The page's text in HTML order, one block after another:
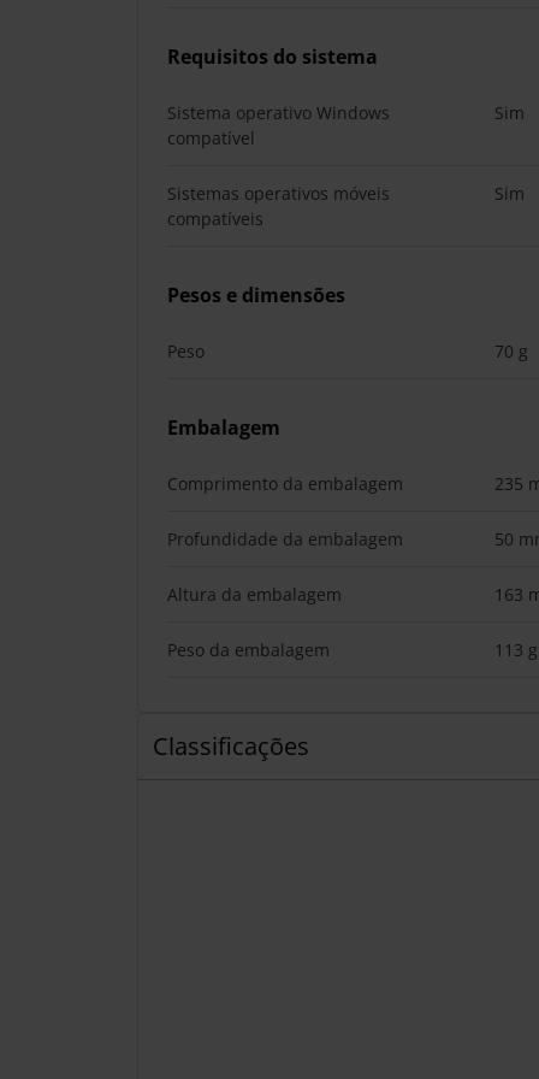
Requisitos do sistema
Sistema operativo Windows
compatível
Sim
Sistemas operativos móveis
compatíveis
Sim
Pesos e dimensões
Peso 70 g
Embalagem
Comprimento da embalagem 235
Profundidade da embalagem 50
Altura da embalagem 163
Peso da embalagem 113 g
Classificações